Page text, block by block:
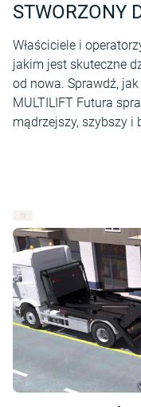
STWORZONY
Właściciele i
jakim jest skuteczne
od nowa. Sprawdź,
MULTILIFT Futura
mądrzejszy, szybszy i